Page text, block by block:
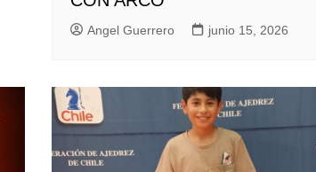
Angel Guerrero junio 15, 2026